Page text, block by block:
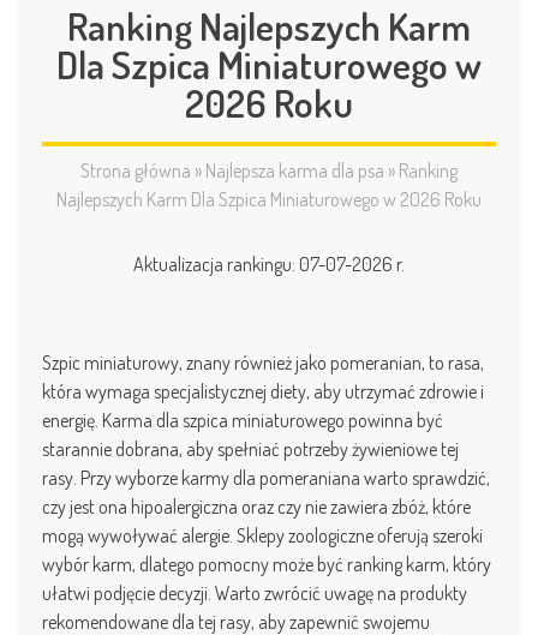
Ranking Najlepszych Karm
Dla Szpica Miniaturowego w
2026 Roku
Strona główna » Najlepsza karma dla psa » Ranking
Najlepszych Karm Dla Szpica Miniaturowego w 2026 Roku
Aktualizacja rankingu: 07-07-2026 r.
Szpic miniaturowy, znany również jako pomeranian, to rasa,
która wymaga specjalistycznej diety, aby utrzymać zdrowie i
energię. Karma dla szpica miniaturowego powinna być
starannie dobrana, aby spełniać potrzeby żywieniowe tej
rasy. Przy wyborze karmy dla pomeraniana warto sprawdzić,
czy jest ona hipoalergiczna oraz czy nie zawiera zbóż, które
mogą wywoływać alergie. Sklepy zoologiczne oferują szeroki
wybór karm, dlatego pomocny może być ranking karm, który
ułatwi podjęcie decyzji. Warto zwrócić uwagę na produkty
rekomendowane dla tej rasy, aby zapewnić swojemu